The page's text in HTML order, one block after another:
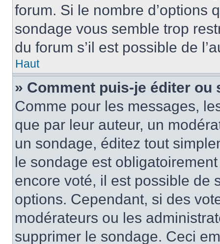
forum. Si le nombre d’options
sondage vous semble trop
du forum s’il est possible de
Haut
» Comment puis-je éditer ou
Comme pour les messages,
que par leur auteur, un
un sondage, éditez tout
le sondage est
encore voté, il est possible de
options. Cependant, si des
modérateurs ou les
supprimer le sondage. Ceci